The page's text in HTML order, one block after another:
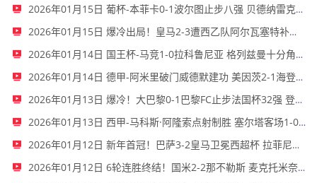
2026年01月15日 葡杯-本菲卡0-1波尔图止步八强 贝德纳雷克制胜帕夫利季斯失良机
2026年01月15日 爆冷出局！皇马2-3遭西乙队阿尔瓦塞特补时绝杀 无缘国王杯8强
2026年01月14日 国王杯-马竞1-0拉科鲁尼亚 格列兹曼十分角任意球破门+远射中横梁
2026年01月14日 德甲-阿米里破门威德默建功 美因茨2-1海登海姆
2026年01月13日 爆冷！大巴黎0-1巴黎FC止步法国杯32强 登贝莱失单刀埃梅里中框
2026年01月13日 西甲-马科斯·阿隆索点射制胜 塞尔塔客场1-0塞维利亚
2026年01月12日 新年首冠！巴萨3-2皇马卫冕西超杯 拉菲尼亚双响维尼修斯一条龙
2026年01月12日 6轮连胜终结！国米2-2那不勒斯 麦克托米奈双响恰20点射孔蒂染红